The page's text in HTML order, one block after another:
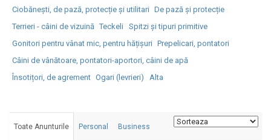
Ciobănești, de pază, protecție și utilitari De pază și protecție
Terrieri - câini de vizuină Teckeli Spitzi și tipuri primitive
Gonitori pentru vânat mic, pentru hățișuri Prepelicari, pontatori
Câini de vânătoare, pontatori-aportori, câini de apă
Însotițori, de agrement Ogari (levrieri) Alta
Toate Anunturile Personal Business